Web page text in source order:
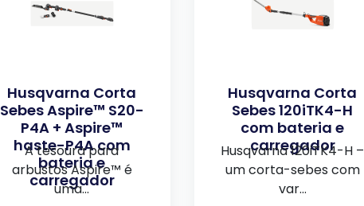
Husqvarna Corta
Sebes Aspire™ S20-
P4A + Aspire™
haste-P4A com
bateria e
carregador
A tesoura para
arbustos Aspire™ é
uma...
Husqvarna Corta
Sebes 120iTK4-H
com bateria e
carregador
Husqvarna 120iTK4-H –
um corta-sebes com
var...